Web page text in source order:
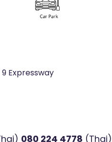
Expressway
080 224 4778 (Thai)